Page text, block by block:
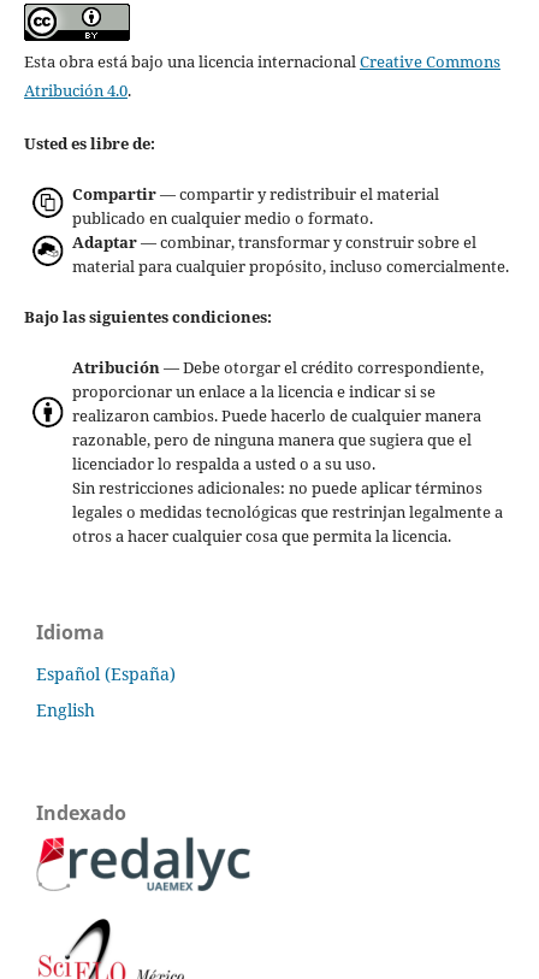
Esta obra está bajo una licencia internacionalCreative Commons
Atribución 4.0.
Usted es libre de:
Compartir— compartir y redistribuir el material
publicado en cualquier medio o formato.
Adaptar— combinar, transformar y construir sobre el
material para cualquier propósito, incluso comercialmente.
Bajo las siguientes condiciones:
Atribución— Debe otorgar el crédito correspondiente,
proporcionar un enlace a la licencia e indicar si se
realizaron cambios. Puede hacerlo de cualquier manera
razonable, pero de ninguna manera que sugiera que el
licenciador lo respalda a usted o a su uso.
Sin restricciones adicionales: no puede aplicar términos
legales o medidas tecnológicas que restrinjan legalmente a
otros a hacer cualquier cosa que permita la licencia.
Idioma
Español (España)
English
Indexado